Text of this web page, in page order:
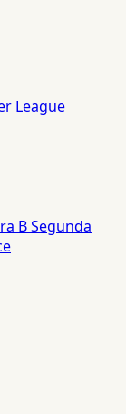
League
BSegunda